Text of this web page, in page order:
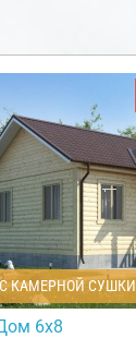
КАМЕРНОЙ СУШКИ
6х8